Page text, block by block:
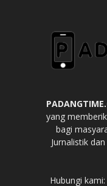
yang
bagi
Jurnalistik
Hubungi kami: